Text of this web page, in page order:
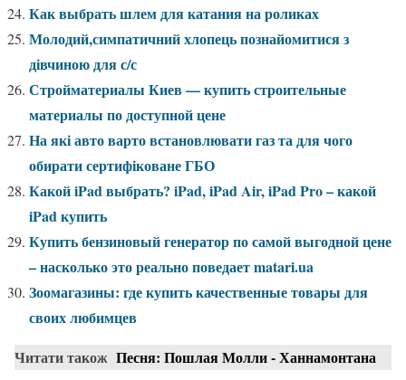
Как выбрать шлем для катания на роликах
Молодий,симпатичний хлопець познайомитися з
дівчиною для с/с
Стройматериалы Киев — купить строительные
материалы по доступной цене
На які авто варто встановлювати газ та для чого
обирати сертифіковане ГБО
Какой iPad выбрать? iPad, iPad Air, iPad Pro – какой
iPad купить
Купить бензиновый генератор по самой выгодной цене
– насколько это реально поведает matari.ua
Зоомагазины: где купить качественные товары для
своих любимцев
Читати також Песня: Пошлая Молли - Ханнамонтана